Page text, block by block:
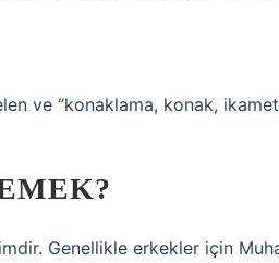
ve “konaklama, konak,
Genellikle erkekler için